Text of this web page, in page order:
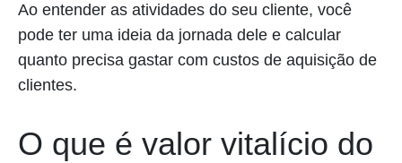
Ao entender as atividades do seu cliente, você
pode ter uma ideia da jornada dele e calcular
quanto precisa gastar com custos de aquisição de
clientes.
O que é valor vitalício do